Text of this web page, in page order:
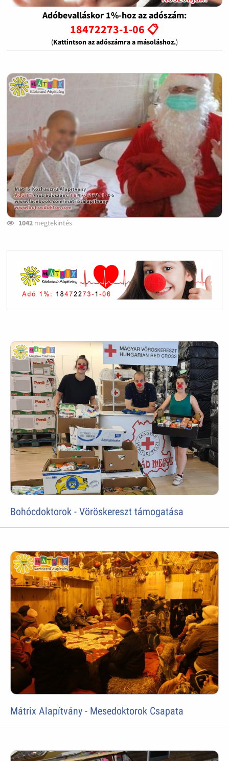
Adóbevalláskor 1%-hoz az adószám:
18472273-1-06 📋
(Kattintson az adószámra a másoláshoz.)
1042megtekintés
Bohócdoktorok - Vöröskereszt támogatása
Mátrix Alapítvány - Mesedoktorok Csapata